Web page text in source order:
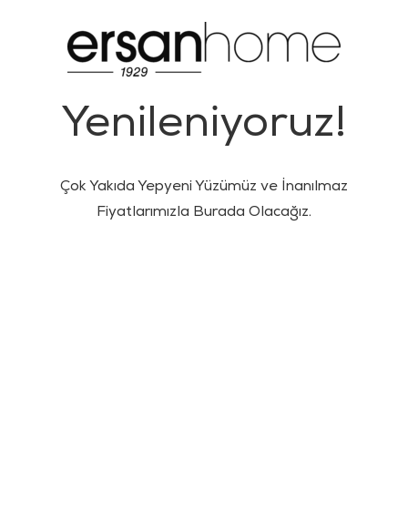
Yenileniyoruz!
Çok Yakıda Yepyeni Yüzümüz ve İnanılmaz
Fiyatlarımızla Burada Olacağız.